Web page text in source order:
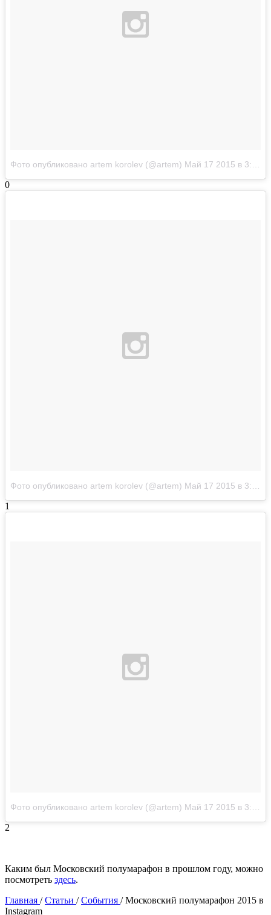
Фото опубликовано artem korolev (@artem) Май 17 2015 в 3:51 PDT
0
Фото опубликовано artem korolev (@artem) Май 17 2015 в 3:51 PDT
1
Фото опубликовано artem korolev (@artem) Май 17 2015 в 3:51 PDT
2
Каким был Московский полумарафон в прошлом году, можно
посмотреть здесь.
Главная /Статьи /События /Московский полумарафон 2015 в
Instagram